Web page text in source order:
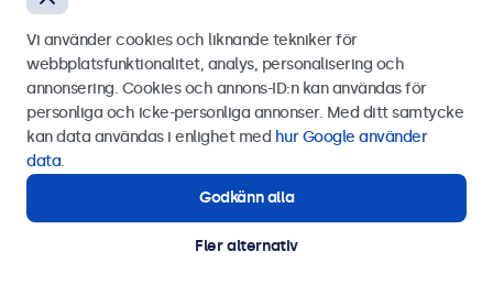
Yttermått: 228 x 183 x 41 mm
3 899 kr
4 873,75 kr inkl. moms
Visa
Lägg i kundvagnen
Skicka
Kontakta våra experter.
Vi använder cookies och liknande tekniker för
webbplatsfunktionalitet, analys, personalisering och
annonsering. Cookies och annons-ID:n kan användas för
personliga och icke-personliga annonser. Med ditt samtycke
kan data användas i enlighet med hur Google använder
data.
Godkänn alla
Fler alternativ